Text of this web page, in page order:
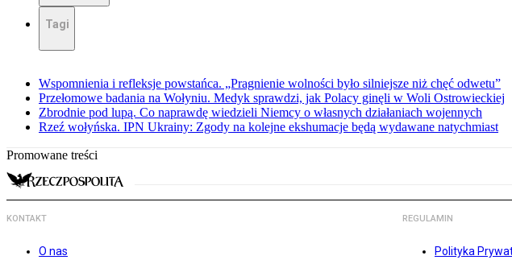
Tagi
Wspomnienia i refleksje powstańca. „Pragnienie wolności było silniejsze niż chęć odwetu”
Przełomowe badania na Wołyniu. Medyk sprawdzi, jak Polacy ginęli w Woli Ostrowieckiej
Zbrodnie pod lupą. Co naprawdę wiedzieli Niemcy o własnych działaniach wojennych
Rzeź wołyńska. IPN Ukrainy: Zgody na kolejne ekshumacje będą wydawane natychmiast
Promowane treści
KONTAKT
O nas
REGULAMIN
Polityka